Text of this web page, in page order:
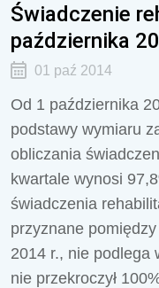
Świadczenie
października
01 paź 2014
Od 1 października
podstawy wymiaru
obliczania
kwartale wynosi
świadczenia
przyznane
2014 r., nie podlega
nie przekroczył